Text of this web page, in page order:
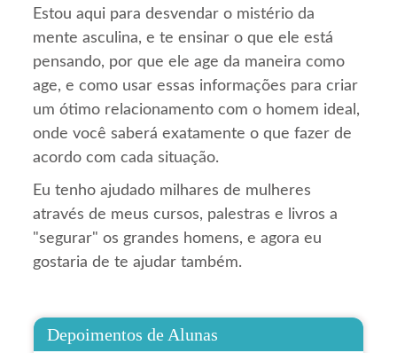
Estou aqui para desvendar o mistério da
mente asculina, e te ensinar o que ele está
pensando, por que ele age da maneira como
age, e como usar essas informações para criar
um ótimo relacionamento com o homem ideal,
onde você saberá exatamente o que fazer de
acordo com cada situação.
Eu tenho ajudado milhares de mulheres
através de meus cursos, palestras e livros a
"segurar" os grandes homens, e agora eu
gostaria de te ajudar também.
Depoimentos de Alunas